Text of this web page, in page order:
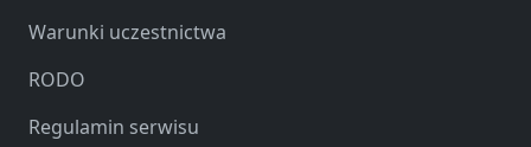
Warunki uczestnictwa
RODO
Regulamin serwisu